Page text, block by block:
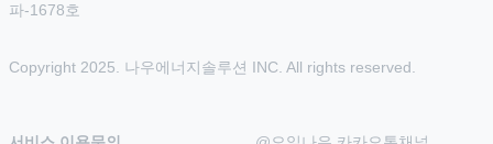
파-1678호
Copyright 2025. 나우에너지솔루션 INC. All rights reserved.